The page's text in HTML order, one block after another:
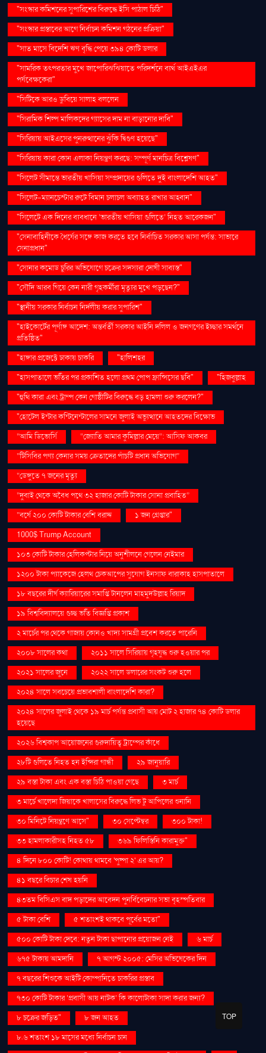
"সংস্কার কমিশনের সুপারিশের বিরুদ্ধে ইসি পাঠাল চিঠি"
"সংস্কার প্রস্তাবের আগে নির্বাচন কমিশন গঠনের প্রক্রিয়া"
"সাত মাসে বিদেশি ঋণ বৃদ্ধি পেয়ে ৩৯৪ কোটি ডলার
"সামরিক তৎপরতার মুখে জাপোরিঝঝিয়াতে পরিদর্শনে ব্যর্থ আইএইএর
পর্যবেক্ষকেরা"
"সিটিকে আরও ডুবিয়ে সালাহ বললেন
"সিরামিক শিল্প মালিকদের গ্যাসের দাম না বাড়ানোর দাবি"
"সিরিয়ায় আইএসের পুনরুত্থানের ঝুঁকি দ্বিগুণ হয়েছে"
"সিরিয়ায় কারা কোন এলাকা নিয়ন্ত্রণ করছে: সম্পূর্ণ মানচিত্র বিশ্লেষণ"
"সিলেট সীমান্তে ভারতীয় খাসিয়া সম্প্রদায়ের গুলিতে দুই বাংলাদেশি আহত"
"সিলেট-ম্যানচেস্টার রুটে বিমান চলাচল অব্যাহত রাখার আহ্বান"
"সিলেটে এক দিনের ব্যবধানে ‘ভারতীয় খাসিয়া গু‌লিতে’ নিহত আরেকজন"
"সেনাবাহিনীকে ধৈর্যের সঙ্গে কাজ করতে হবে নির্বাচিত সরকার আসা পর্যন্ত: সাভারে
সেনাপ্রধান"
"সোনার কমোড চুরির অভিযোগে চক্রের সদস্যরা দোষী সাব্যস্ত"
"সৌদি আরব গিয়ে কেন নারী গৃহকর্মীরা মৃত্যুর মুখে পড়ছেন?"
"স্থানীয় সরকার নির্বাচন নির্দলীয় করার সুপারিশ"
"হাইকোর্টের পূর্ণাঙ্গ আদেশ: অন্তর্বর্তী সরকার আইনি দলিল ও জনগণের ইচ্ছার সমর্থনে
প্রতিষ্ঠিত"
"হাঙ্গার প্রজেক্টে ঢাকায় চাকরি
"হালিশহর
"হাসপাতালে ভর্তির পর প্রকাশিত হলো প্রথম পোপ ফ্রান্সিসের ছবি"
"হিজবুল্লাহ
"হুথি কারা এবং ট্রাম্প কেন গোষ্ঠীটির বিরুদ্ধে বড় হামলা শুরু করলেন?"
"হোটেল ইন্টার কন্টিনেন্টালের সামনে জুলাই অভ্যুত্থানে আহতদের বিক্ষোভ
“আমি ডিভোর্সি
“জ্যোতি আমার কুমিল্লার মেয়ে”: আসিফ আকবর
“টিসিবির পণ্য কেনার সময় ক্রেতাদের পাঁচটি প্রধান অভিযোগ”
“ডেঙ্গুতে ৭ জনের মৃত্যু
“দুবাই থেকে অবৈধ পথে ৩২ হাজার কোটি টাকার সোনা প্রবাহিত”
“বর্ষে ২০০ কোটি টাকার বেশি বরাদ্দ
১ জন গ্রেপ্তার"
1000$ Trump Account
১০৩ কোটি টাকার হেলিকপ্টার নিয়ে অনুশীলনে গেলেন নেইমার
১২০০ টাকা প্যাকেজে হেলথ চেকআপের সুযোগ ইনসাফ বারাকাহ হাসপাতালে
১৮ বছরের দীর্ঘ ক্যারিয়ারের সমাপ্তি টানলেন মাহমুদউল্লাহ রিয়াদ
১৯ বিশ্ববিদ্যালয়ে গুচ্ছ ভর্তি বিজ্ঞপ্তি প্রকাশ
২ মার্চের পর থেকে গাজায় কোনও খাদ্য সামগ্রী প্রবেশ করতে পারেনি
২০০৮ সালের কথা
২০১১ সালে সিরিয়ায় গৃহযুদ্ধ শুরু হওয়ার পর
২০২১ সালের জুনে
২০২২ সালে ডলারের সংকট শুরু হলে
২০২৪ সালে সবচেয়ে প্রভাবশালী বাংলাদেশি কারা?
২০২৪ সালের জুলাই থেকে ১৯ মার্চ পর্যন্ত প্রবাসী আয় মোট ২ হাজার ৭৪ কোটি ডলার
হয়েছে
২০২৬ বিশ্বকাপ আয়োজনের গুরুদায়িত্ব ট্রাম্পের কাঁধে
২৮টি গুলিতে নিহত হন ইন্দিরা গান্ধী
২৯ জানুয়ারি
২৯ বস্তা টাকা এবং এক বস্তা চিঠি পাওয়া গেছে
৩ মার্চ
৩ মার্চে খালেদা জিয়াকে খালাসের বিরুদ্ধে লিভ টু আপিলের শুনানি
৩০ মিনিটে নিয়ন্ত্রণে আসে"
৩০ সেপ্টেম্বর
৩০০ টাকা!
৩৩ হামলাকারীসহ নিহত ৫৮
৩৬৯ ফিলিস্তিনি কারামুক্ত"
৪ দিনে ৮০০ কোটি! কোথায় থামবে 'পুষ্পা ২' এর আয়?
৪১ বছরে বিচার শেষ হয়নি
৪৩তম বিসিএস বাদ পড়াদের আবেদন পুনর্বিবেচনার সভা বৃহস্পতিবার
৫ টাকা বেশি
৫ শতাংশই থাকবে পূর্বের মতো"
৫০০ কোটি টাকা দেবে: নতুন টাকা ছাপানোর প্রয়োজন নেই
৬ মার্চ
৬৭৫ টাকায় আমদানি
৭ আগস্ট ২০০৫: মেসির অভিষেকের দিন
৭ বছরের শিশুকে আইটি কোম্পানিতে চাকরির প্রস্তাব
৭৩০ কোটি টাকার ‘প্রবাসী আয় নাটক’ কি কালোটাকা সাদা করার জন্য?
৮ চক্রের জড়িত"
৮ জন আহত
৮.৬ শতাংশ ১৮ মাসের মধ্যে নির্বাচন চান
TOP